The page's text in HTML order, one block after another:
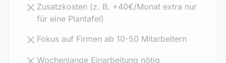
Zusatzkosten (z. B. +40€/Monat extra nur
für eine Plantafel)
Fokus auf Firmen ab 10-50 Mitarbeitern
Wochenlange Einarbeitung nötig